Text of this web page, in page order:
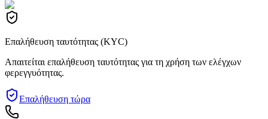
Επαλήθευση ταυτότητας (KYC)
Απαιτείται επαλήθευση ταυτότητας για τη χρήση των ελέγχων
φερεγγυότητας.
Επαλήθευση τώρα